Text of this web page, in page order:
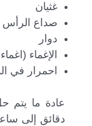
غثيان
صداع الرأس
دوار
الإغماء
احمرار في
عادة ما يتم
دقائق إلى